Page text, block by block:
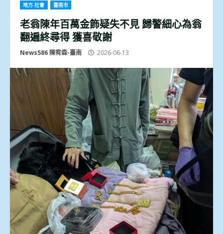
地方.社會 臺南市
老翁陳年百萬金飾疑失不見 歸警細心為翁
翻遍終尋得 獲喜敬謝
News586 陳宥森-臺南 2026-06-13